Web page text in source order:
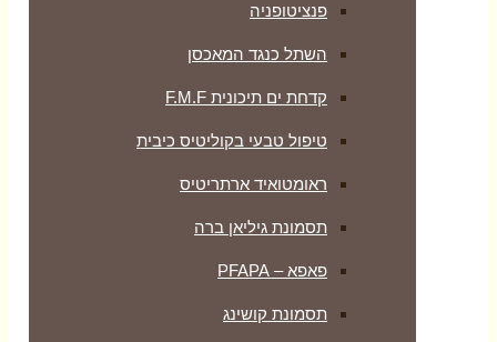
‏פנציטופניה
השתל כנגד המאכסן
קדחת ים תיכונית F.M.F
טיפול טבעי בקוליטיס כיבית
ראומטואיד ארתריטיס
תסמונת גיליאן ברה
פאפא – PFAPA
תסמונת קושינג